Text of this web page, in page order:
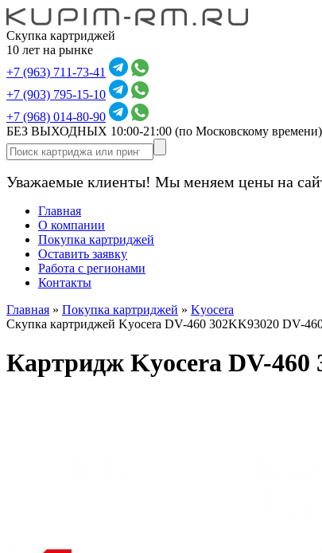
Скупка картриджей
10 лет на рынке
+7 (963) 711-73-41
+7 (903) 795-15-10
+7 (968) 014-80-90
БЕЗ ВЫХОДНЫХ 10:00-21:00 (по Московскому времени)
Уважаемые клиенты! Мы меняем цены на
Главная
О компании
Покупка картриджей
Оставить заявку
Работа с регионами
Контакты
Главная » Покупка картриджей » Kyocera
Скупка картриджей Kyocera DV-460 302KK93020 DV-
Картридж Kyocera DV-460